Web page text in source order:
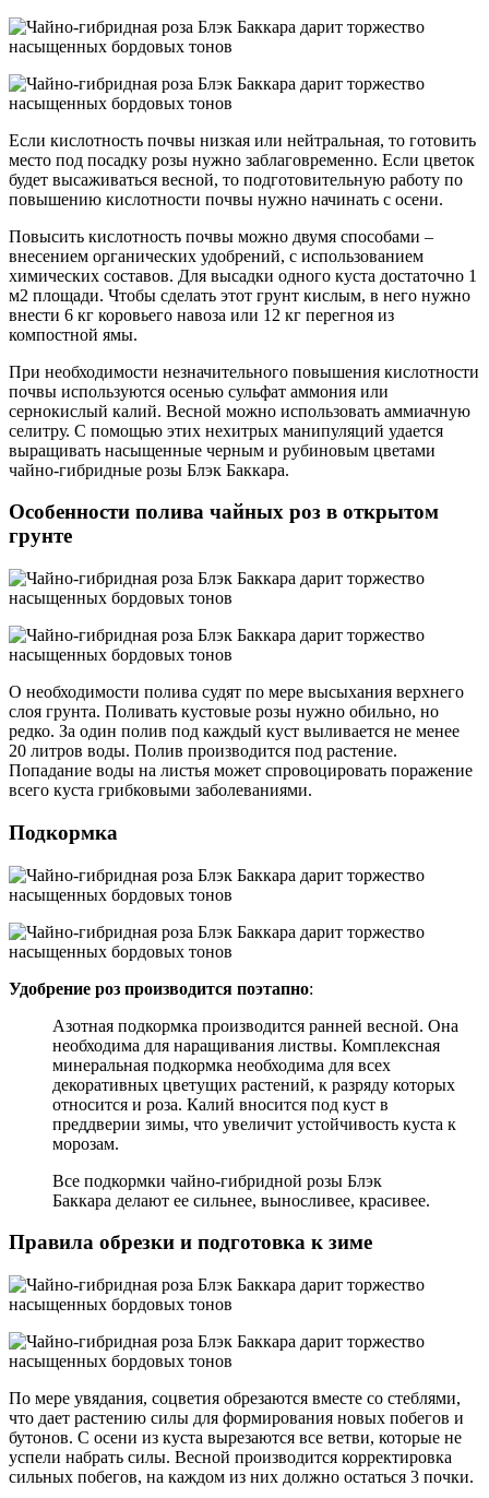
Если кислотность почвы низкая или нейтральная, то готовить
место под посадку розы нужно заблаговременно. Если цветок
будет высаживаться весной, то подготовительную работу по
повышению кислотности почвы нужно начинать с осени.
Повысить кислотность почвы можно двумя способами –
внесением органических удобрений, с использованием
химических составов. Для высадки одного куста достаточно 1
м2 площади. Чтобы сделать этот грунт кислым, в него нужно
внести 6 кг коровьего навоза или 12 кг перегноя из
компостной ямы.
При необходимости незначительного повышения кислотности
почвы используются осенью сульфат аммония или
сернокислый калий. Весной можно использовать аммиачную
селитру. С помощью этих нехитрых манипуляций удается
выращивать насыщенные черным и рубиновым цветами
чайно-гибридные розы Блэк Баккара.
Особенности полива чайных роз в открытом
грунте
О необходимости полива судят по мере высыхания верхнего
слоя грунта. Поливать кустовые розы нужно обильно, но
редко. За один полив под каждый куст выливается не менее
20 литров воды. Полив производится под растение.
Попадание воды на листья может спровоцировать поражение
всего куста грибковыми заболеваниями.
Подкормка
Удобрение роз производится поэтапно:
Азотная подкормка производится ранней весной. Она
необходима для наращивания листвы. Комплексная
минеральная подкормка необходима для всех
декоративных цветущих растений, к разряду которых
относится и роза. Калий вносится под куст в
преддверии зимы, что увеличит устойчивость куста к
морозам.
Все подкормки чайно-гибридной розы Блэк
Баккара делают ее сильнее, выносливее, красивее.
Правила обрезки и подготовка к зиме
По мере увядания, соцветия обрезаются вместе со стеблями,
что дает растению силы для формирования новых побегов и
бутонов. С осени из куста вырезаются все ветви, которые не
успели набрать силы. Весной производится корректировка
сильных побегов, на каждом из них должно остаться 3 почки.